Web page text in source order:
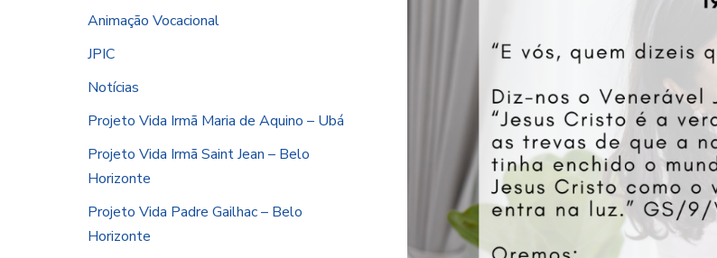
Animação Vocacional
JPIC
Notícias
Projeto Vida Irmã Maria de Aquino – Ubá
Projeto Vida Irmã Saint Jean – Belo
Horizonte
Projeto Vida Padre Gailhac – Belo
Horizonte